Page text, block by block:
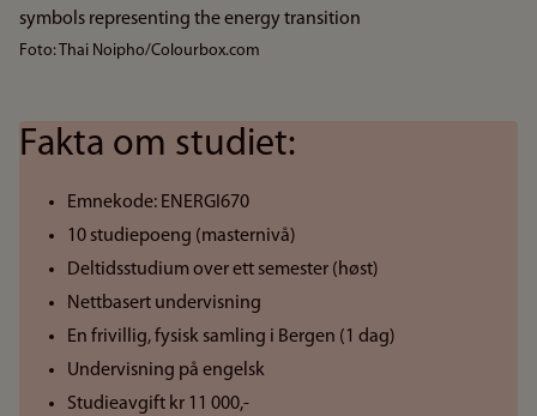
Foto: Thai Noipho/Colourbox.com
Fakta om studiet:
Emnekode: ENERGI670
10 studiepoeng (masternivå)
Deltidsstudium over ett semester (høst)
Nettbasert undervisning
En frivillig, fysisk samling i Bergen (1 dag)
Undervisning på engelsk
Studieavgift kr 11 000,-